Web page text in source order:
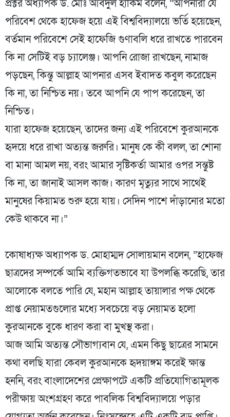
‎প্রক্টর অধ্যাপক ড. মোঃ আবদুল হাকিম বলেন, “আপনারা যে
পরিবেশ থেকে হাফেজ হয়ে এই বিশ্ববিদ্যালয়ে ভর্তি হয়েছেন,
বর্তমান পরিবেশে সেই হাফেজি গুণাবলি ধরে রাখতে পারবেন
কি না সেটিই বড় চ্যালেঞ্জ। আপনি রোজা রাখছেন, নামাজ
পড়ছেন, কিন্তু আল্লাহ আপনার এসব ইবাদত কবুল করেছেন
কি না, তা নিশ্চিত নয়। তবে আপনি যে পাপ করেছেন, তা
নিশ্চিত।
‎​যারা হাফেজ হয়েছেন, তাদের জন্য এই পরিবেশে কুরআনকে
হৃদয়ে ধরে রাখা অত্যন্ত জরুরি। মানুষ কে কী বলল, তা শোনা
বা মানা আমল নয়, বরং আমার সৃষ্টিকর্তা আমার ওপর সন্তুষ্ট
কি না, তা জানাই আসল কাজ। কারণ মৃত্যুর সাথে সাথেই
মানুষের কিয়ামত শুরু হয়ে যায়। সেদিন পাশে দাঁড়ানোর মতো
কেউ থাকবে না।”
‎কোষাধ্যক্ষ অধ্যাপক ড. মোহাম্মদ সোলায়মান বলেন, ​”হাফেজ
ছাত্রদের সম্পর্কে আমি ব্যক্তিগতভাবে যা উপলব্ধি করেছি, তার
আলোকে বলতে পারি যে, মহান আল্লাহ তায়ালার পক্ষ থেকে
প্রাপ্ত নেয়ামতগুলোর মধ্যে সবচেয়ে বড় নেয়ামত হলো
কুরআনকে বুকে ধারণ করা বা মুখস্থ করা।
‎​আজ আমি অত্যন্ত সৌভাগ্যবান যে, এমন কিছু ছাত্রের সামনে
কথা বলছি যারা কেবল কুরআনকে হৃদয়াঙ্গম করেই ক্ষান্ত
হননি, বরং বাংলাদেশের প্রেক্ষাপটে একটি প্রতিযোগিতামূলক
পরীক্ষায় অংশগ্রহণ করে পাবলিক বিশ্ববিদ্যালয়ে পড়ার